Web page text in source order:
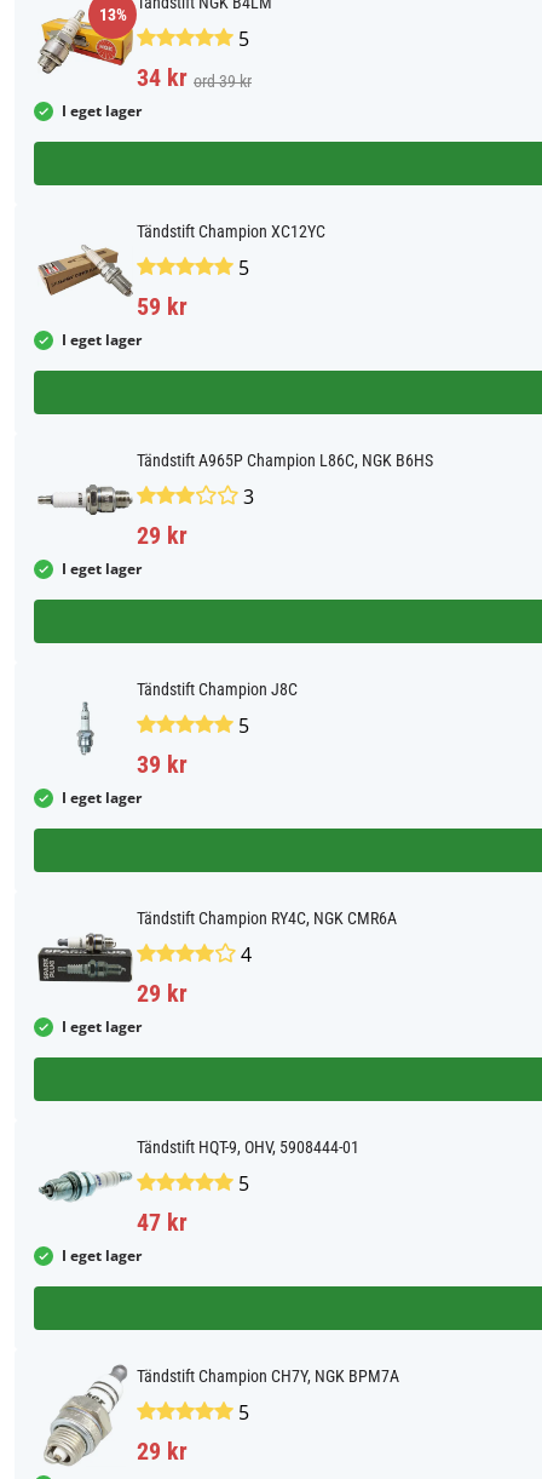
13%
5
34 kr ord 39 kr
I eget lager
Tändstift Champion XC12YC
5
59 kr
I eget lager
Tändstift A965P Champion L86C, NGK B6HS
3
29 kr
I eget lager
Tändstift Champion J8C
5
39 kr
I eget lager
Tändstift Champion RY4C, NGK CMR6A
4
29 kr
I eget lager
Tändstift HQT-9, OHV, 5908444-01
5
47 kr
I eget lager
Tändstift Champion CH7Y, NGK BPM7A
5
29 kr